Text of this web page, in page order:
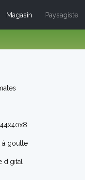
Magasin Paysagiste
à goutte
digital